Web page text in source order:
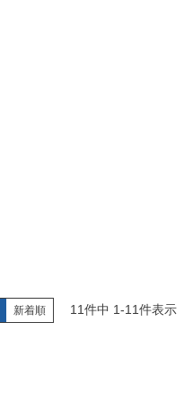
新着順 11件中 1-11件表示